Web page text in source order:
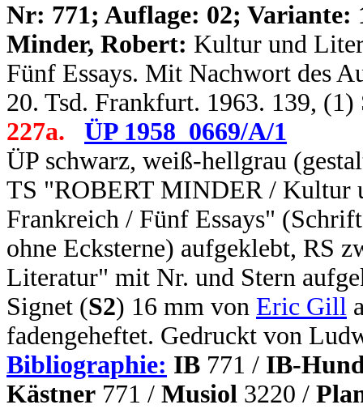
Nr: 771; Auflage: 02; Variante:
Minder, Robert: Kultur und
Fünf Essays. Mit Nachwort des
20. Tsd. Frankfurt. 1963. 139,
227a.
ÜP 1958_0669/A/1
ÜP schwarz, weiß-hellgrau
TS "ROBERT MINDER / Kultur
Frankreich / Fünf Essays"
ohne Ecksterne) aufgeklebt, RS
Literatur" mit Nr. und Stern
Signet (S2) 16 mm von Eric Gill
fadengeheftet. Gedruckt von
Bibliographie: IB 771 / IB-
Kästner 771 / Musiol 3220 /